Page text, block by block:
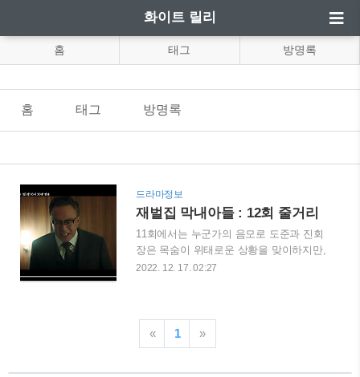
화이트 릴리
홈 태그 방명록
홈 태그 방명록
드라마정보
재벌집 막내아들 : 12회 줄거리
11회에서는 누군가의 음모로 도준과 진회
장은 목숨이 위태로운 상황을 맞이하지만,
기적적으로 목숨을 구하게 되고, 이런 음
한다. 하지만, 생각지도 못한 진회장의 모
습에 도준은 당황하게 되는데.... --------------
2022. 12. 17. 02:27
« 1 »